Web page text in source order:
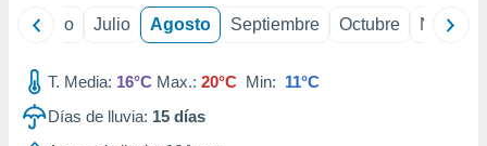
Junio Julio Agosto Septiembre Octubre
T. Media: 16°C Max.: 20°C Min: 11°C
Días de lluvia: 15 días